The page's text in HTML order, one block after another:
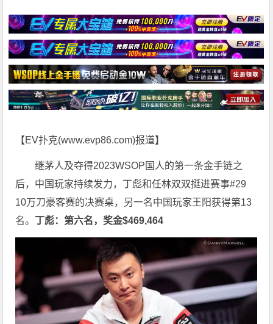
【EV扑克(www.evp86.com)报道】
继茅人及夺得2023WSOP国人的第一条金手链之
后，中国玩家持续发力，丁彪和任林双双挺进赛事#29
10万刀豪客赛的决赛桌，另一名中国玩家王阳获得第13
名。 丁彪：第六名，奖金$469,464